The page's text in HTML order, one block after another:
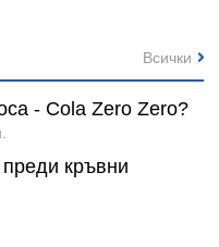
- Cola Zero Zero?
кръвни
Всички